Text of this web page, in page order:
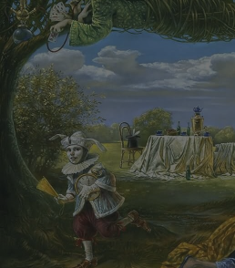
Skip
to
content